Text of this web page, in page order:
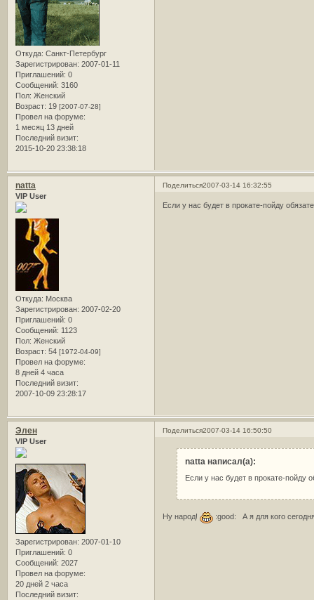
Откуда: Санкт-Петербург
Зарегистрирован: 2007-01-11
Приглашений: 0
Сообщений: 3160
Пол: Женский
Возраст: 19 [2007-07-28]
Провел на форуме:
1 месяц 13 дней
Последний визит:
2015-10-20 23:38:18
Поделиться2007-03-14 16:32:55
natta
VIP User
Откуда: Москва
Зарегистрирован: 2007-02-20
Приглашений: 0
Сообщений: 1123
Пол: Женский
Возраст: 54 [1972-04-09]
Провел на форуме:
8 дней 4 часа
Последний визит:
2007-10-09 23:28:17
Если у нас будет в прокате-пойду
Поделиться2007-03-14 16:50:50
Элен
VIP User
Зарегистрирован: 2007-01-10
Приглашений: 0
Сообщений: 2027
Провел на форуме:
20 дней 2 часа
Последний визит:
natta написал(а):
Если у нас будет в прокате-пойду
Ну народ! :good: А я для кого